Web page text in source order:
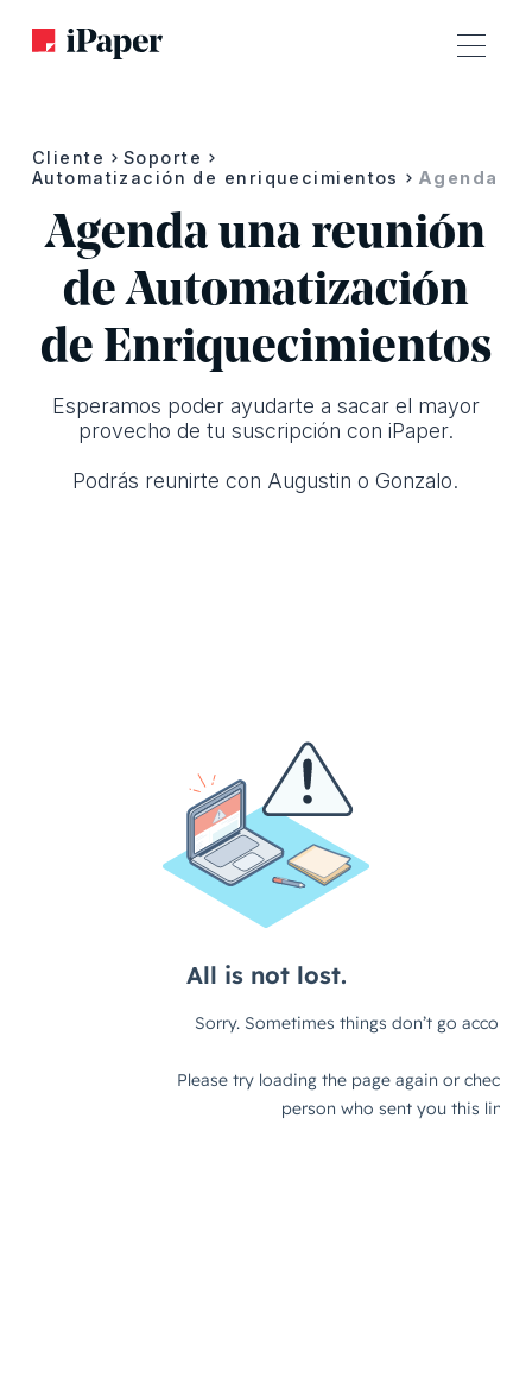
Cliente
Soporte
Automatización de enriquecimientos
Agenda
Agenda una reunión
de Automatización
de Enriquecimientos
Esperamos poder ayudarte a sacar el mayor
provecho de tu suscripción con iPaper.
Podrás reunirte con Augustin o Gonzalo.